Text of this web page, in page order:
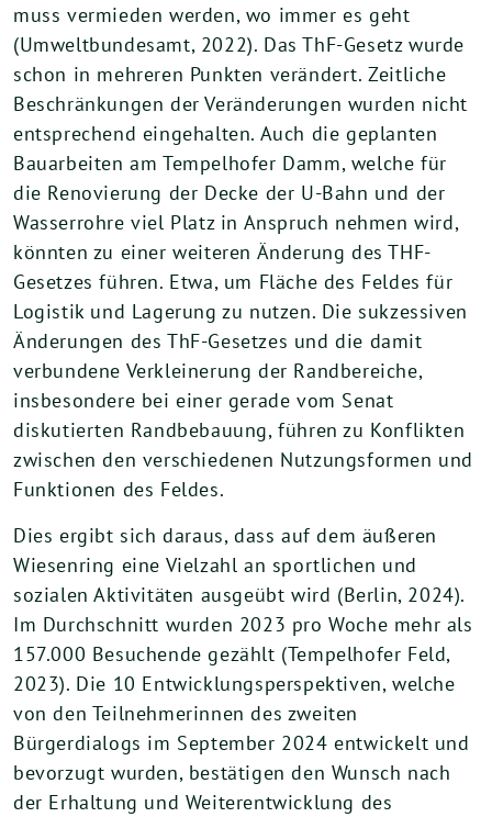
muss vermieden werden, wo immer es geht
(Umweltbundesamt, 2022). Das ThF-Gesetz wurde
schon in mehreren Punkten verändert. Zeitliche
Beschränkungen der Veränderungen wurden nicht
entsprechend eingehalten. Auch die geplanten
Bauarbeiten am Tempelhofer Damm, welche für
die Renovierung der Decke der U-Bahn und der
Wasserrohre viel Platz in Anspruch nehmen wird,
könnten zu einer weiteren Änderung des THF-
Gesetzes führen. Etwa, um Fläche des Feldes für
Logistik und Lagerung zu nutzen. Die sukzessiven
Änderungen des ThF-Gesetzes und die damit
verbundene Verkleinerung der Randbereiche,
insbesondere bei einer gerade vom Senat
diskutierten Randbebauung, führen zu Konflikten
zwischen den verschiedenen Nutzungsformen und
Funktionen des Feldes.
Dies ergibt sich daraus, dass auf dem äußeren
Wiesenring eine Vielzahl an sportlichen und
sozialen Aktivitäten ausgeübt wird (Berlin, 2024).
Im Durchschnitt wurden 2023 pro Woche mehr als
157.000 Besuchende gezählt (Tempelhofer Feld,
2023). Die 10 Entwicklungsperspektiven, welche
von den Teilnehmerinnen des zweiten
Bürgerdialogs im September 2024 entwickelt und
bevorzugt wurden, bestätigen den Wunsch nach
der Erhaltung und Weiterentwicklung des